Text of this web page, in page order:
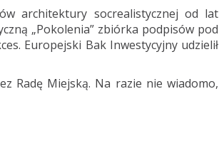
architektury socrealistycznej od lat
„Pokolenia” zbiórka podpisów pod
Europejski Bak Inwestycyjny udzielił
Radę Miejską. Na razie nie wiadomo,